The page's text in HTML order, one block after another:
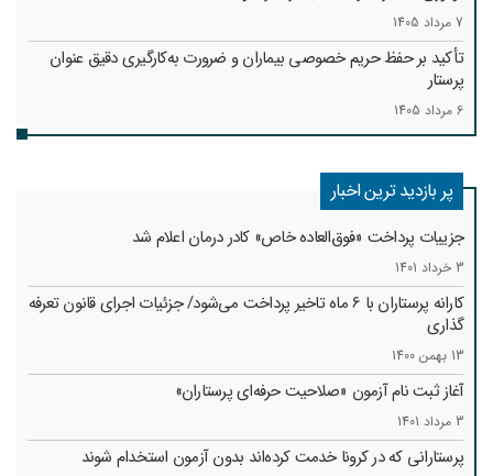
7 مرداد 1405
تأکید بر حفظ حریم خصوصی بیماران و ضرورت به‌کارگیری دقیق عنوان
پرستار
6 مرداد 1405
پر بازدید ترین اخبار
جزییات پرداخت «فوق‌العاده خاص» کادر درمان اعلام شد
3 خرداد 1401
کارانه‌ پرستاران با 6 ماه تاخیر پرداخت می‌شود/ جزئیات اجرای قانون تعرفه
گذاری
13 بهمن 1400
آغاز ثبت نام آزمون «صلاحیت حرفه‌ای پرستاران»
3 مرداد 1401
پرستارانی که در کرونا خدمت کرد‌ه‌اند بدون آزمون استخدام شوند